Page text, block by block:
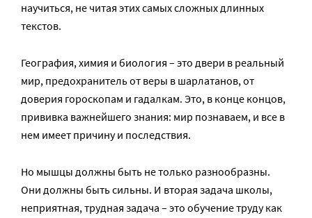
научиться, не читая этих самых сложных длинных
текстов.
География, химия и биология – это двери в реальный
мир, предохранитель от веры в шарлатанов, от
доверия гороскопам и гадалкам. Это, в конце концов,
прививка важнейшего знания: мир познаваем, и все в
нем имеет причину и последствия.
Но мышцы должны быть не только разнообразны.
Они должны быть сильны. И вторая задача школы,
неприятная, трудная задача – это обучение труду как